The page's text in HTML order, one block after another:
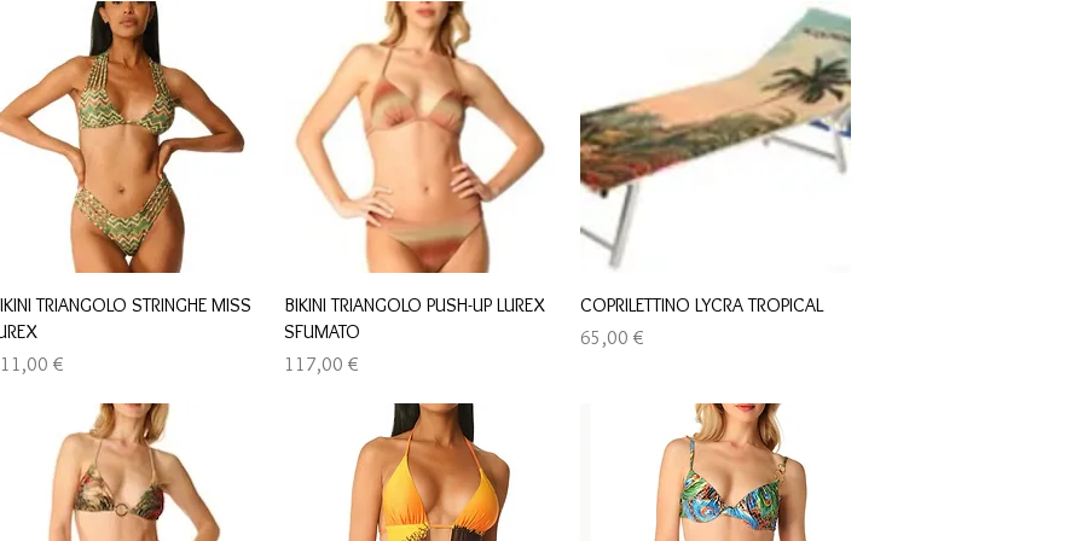
Быстрый просмотр
TRIANGOLO STRINGHE MISS
€
Быстрый просмотр
BIKINI TRIANGOLO PUSH-UP LUREX
SFUMATO
Цена
117,00 €
Быстрый просмотр
COPRILETTINO LYCRA TROPICAL
Цена
65,00 €